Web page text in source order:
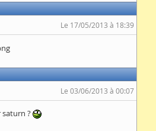
Le 17/05/2013 à 18:39
Le 03/06/2013 à 00:07
saturn ?